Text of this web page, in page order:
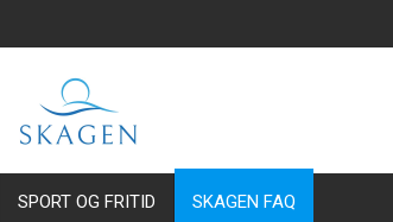
SPORT OG FRITID SKAGEN FAQ